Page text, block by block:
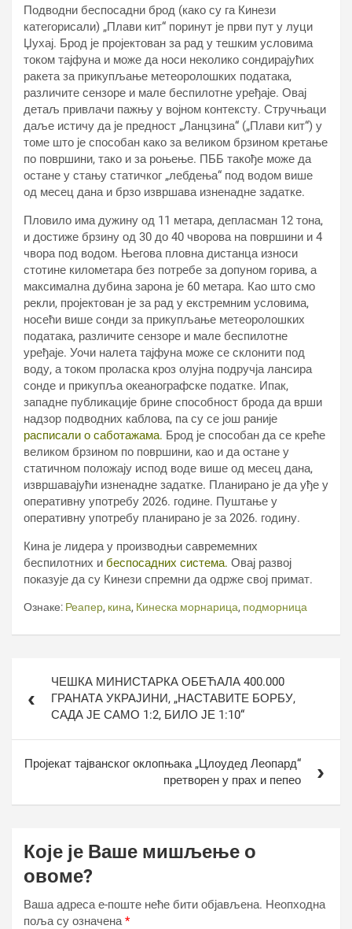
Подводни беспосадни брод (како су га Кинези
категорисали) „Плави кит“ поринут је први пут у луци
Џухај. Брод је пројектован за рад у тешким условима
током тајфуна и може да носи неколико сондирајућих
ракета за прикупљање метеоролошких података,
различите сензоре и мале беспилотне уређаје. Овај
детаљ привлачи пажњу у војном контексту. Стручњаци
даље истичу да је предност „Ланцзина“ („Плави кит“) у
томе што је способан како за великом брзином кретање
по површини, тако и за роњење. ПББ такође може да
остане у стању статичког „лебдења“ под водом више
од месец дана и брзо извршава изненадне задатке.
Пловило има дужину од 11 метара, депласман 12 тона,
и достиже брзину од 30 до 40 чворова на површини и 4
чвора под водом. Његова пловна дистанца износи
стотине километара без потребе за допуном горива, а
максимална дубина зарона је 60 метара. Као што смо
рекли, пројектован је за рад у екстремним условима,
носећи више сонди за прикупљање метеоролошких
података, различите сензоре и мале беспилотне
уређаје. Уочи налета тајфуна може се склонити под
воду, а током проласка кроз олујна подручја лансира
сонде и прикупља океанографске податке. Ипак,
западне публикације брине способност брода да врши
надзор подводних каблова, па су се још раније
расписали о саботажама. Брод је способан да се креће
великом брзином по површини, као и да остане у
статичном положају испод воде више од месец дана,
извршавајући изненадне задатке. Планирано је да уђе у
оперативну употребу 2026. године. Пуштање у
оперативну употребу планирано је за 2026. годину.
Кина је лидера у производњи савремемних
беспилотних и беспосадних система. Овај развој
показује да су Кинези спремни да одрже свој примат.
Ознаке: Реапер, кина, Кинеска морнарица, подморница
чланкаЧЕШКА МИНИСТАРКА ОБЕЋАЛА 400.000
ГРАНАТА УКРАЈИНИ, „НАСТАВИТЕ БОРБУ,
САДА ЈЕ САМО 1:2, БИЛО ЈЕ 1:10“
Пројекат тајванског оклопњака „Цлоудед Леопард“
претворен у прах и пепео
Које је Ваше мишљење о
овоме?
Ваша адреса е-поште неће бити објављена. Неопходна
поља су означена*